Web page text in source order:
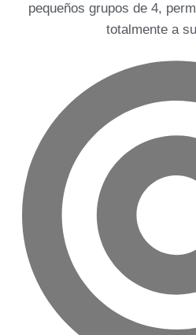
pequeños grupos de 4,
totalmente a